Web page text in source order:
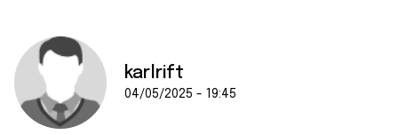
karlrift
04/05/2025 - 19:45